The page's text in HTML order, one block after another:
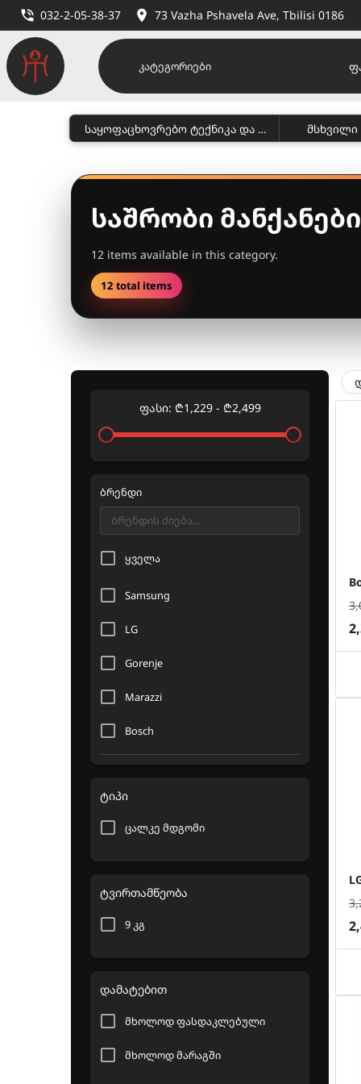
032-2-05-38-37 73 Vazha Pshavela Ave, Tbilisi 0186
კატეგორიები
საყოფაცხოვრებო ტექნიკა და პირადი მოვლა
საშრობი მანქანები
12 items available in this category.
12 total items
ფასი: ₾1,229- ₾2,499
ბრენდი
ყველა
Samsung
LG
Gorenje
Marazzi
Bosch
ტიპი
ცალკე მდგომი
ტვირთამწეობა
9 კგ
დამატებით
მხოლოდ ფასდაკლებული
მხოლოდ მარაგში